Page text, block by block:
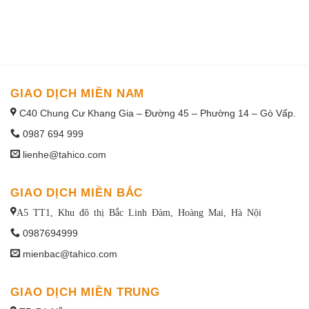
GIAO DỊCH MIỀN NAM
C40 Chung Cư Khang Gia – Đường 45 – Phường 14 – Gò Vấp.
0987 694 999
lienhe@tahico.com
GIAO DỊCH MIỀN BẮC
A5 TT1, Khu đô thị Bắc Linh Đàm, Hoàng Mai, Hà Nội
0987694999
mienbac@tahico.com
GIAO DỊCH MIỀN TRUNG